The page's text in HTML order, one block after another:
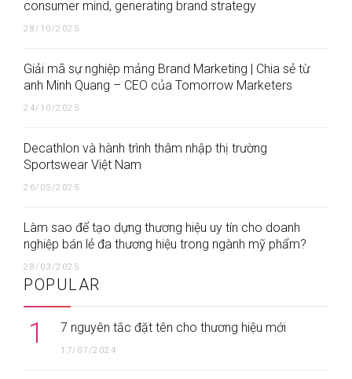
consumer mind, generating brand strategy
28/10/2025
Giải mã sự nghiệp mảng Brand Marketing | Chia sẻ từ
anh Minh Quang – CEO của Tomorrow Marketers
24/10/2025
Decathlon và hành trình thâm nhập thị trường
Sportswear Việt Nam
26/05/2025
Làm sao để tạo dựng thương hiệu uy tín cho doanh
nghiệp bán lẻ đa thương hiệu trong ngành mỹ phẩm?
28/03/2025
POPULAR
1 7 nguyên tắc đặt tên cho thương hiệu mới
17/07/2024